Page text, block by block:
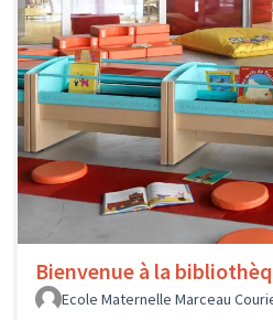
Bienvenue à la
Ecole Maternelle Marceau